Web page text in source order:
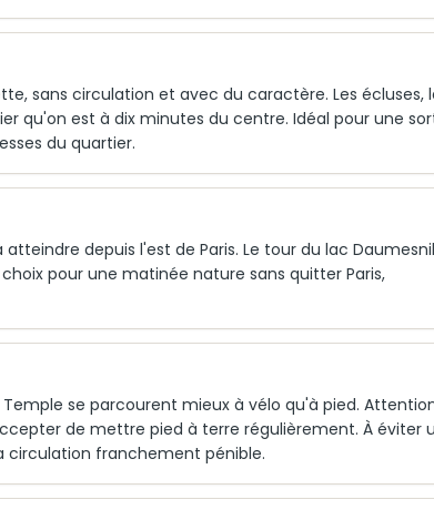
sans circulation et avec du caractère. Les écluses,
qu'on est à dix minutes du centre. Idéal pour une
du quartier.
depuis l'est de Paris. Le tour du lac
pour une matinée nature sans quitter Paris,
se parcourent mieux à vélo qu'à pied.
de mettre pied à terre régulièrement. À éviter
circulation franchement pénible.